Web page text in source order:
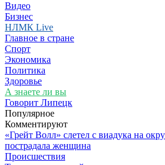
Видео
Бизнес
НЛМК Live
Главное в стране
Спорт
Экономика
Политика
Здоровье
А знаете ли вы
Говорит Липецк
Популярное
Комментируют
«Грейт Волл» слетел с виадука на
пострадала женщина
Происшествия